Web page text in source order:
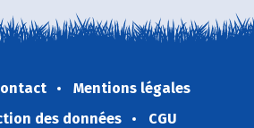
Mentions légales
des données
CGU